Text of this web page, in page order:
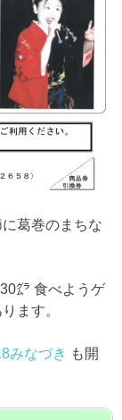
葛巻のまちな
㌘ 食べようゲ
ます。
みなづき も開